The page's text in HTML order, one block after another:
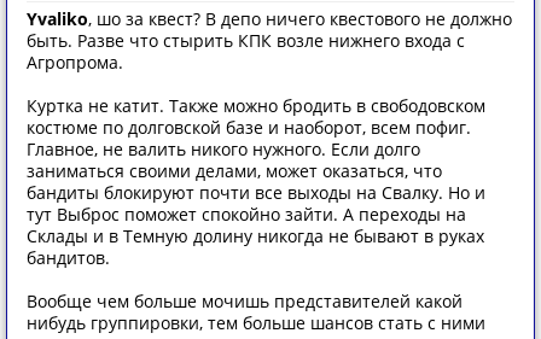
Yvaliko, шо за квест? В депо ничего квестового не должно
быть. Разве что стырить КПК возле нижнего входа с
Агропрома.
Куртка не катит. Также можно бродить в свободовском
костюме по долговской базе и наоборот, всем пофиг.
Главное, не валить никого нужного. Если долго
заниматься своими делами, может оказаться, что
бандиты блокируют почти все выходы на Свалку. Но и
тут Выброс поможет спокойно зайти. А переходы на
Склады и в Темную долину никогда не бывают в руках
бандитов.
Вообще чем больше мочишь представителей какой
нибудь группировки, тем больше шансов стать с ними